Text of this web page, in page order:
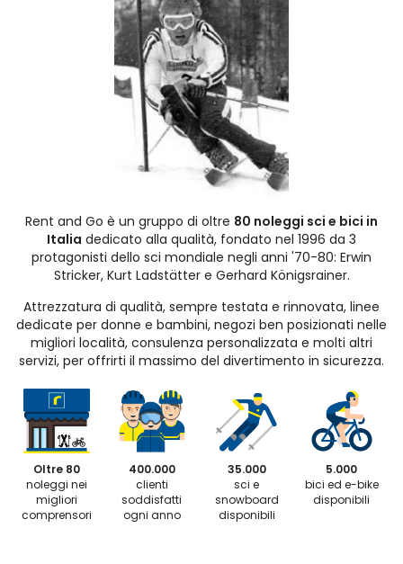
Rent and Go è un gruppo di oltre 80 noleggi sci e bici in
Italia dedicato alla qualità, fondato nel 1996 da 3
protagonisti dello sci mondiale negli anni '70-80: Erwin
Stricker, Kurt Ladstätter e Gerhard Königsrainer.
Attrezzatura di qualità, sempre testata e rinnovata, linee
dedicate per donne e bambini, negozi ben posizionati nelle
migliori località, consulenza personalizzata e molti altri
servizi, per offrirti il massimo del divertimento in sicurezza.
Oltre 80
noleggi nei
migliori
comprensori
400.000
clienti
soddisfatti
ogni anno
35.000
sci e
snowboard
disponibili
5.000
bici ed e-bike
disponibili